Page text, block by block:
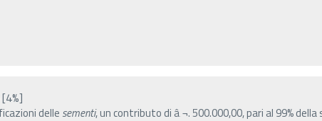
[4%]
delle sementi, un contributo di â‚¬. 500.000,00, pari al 99%